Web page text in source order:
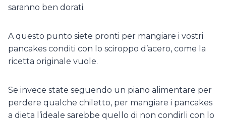
saranno ben dorati.
A questo punto siete pronti per mangiare i vostri
pancakes conditi con lo sciroppo d’acero, come la
ricetta originale vuole.
Se invece state seguendo un piano alimentare per
perdere qualche chiletto, per mangiare i pancakes
a dieta l’ideale sarebbe quello di non condirli con lo